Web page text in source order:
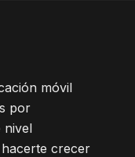
móvil
por
nivel
crecer